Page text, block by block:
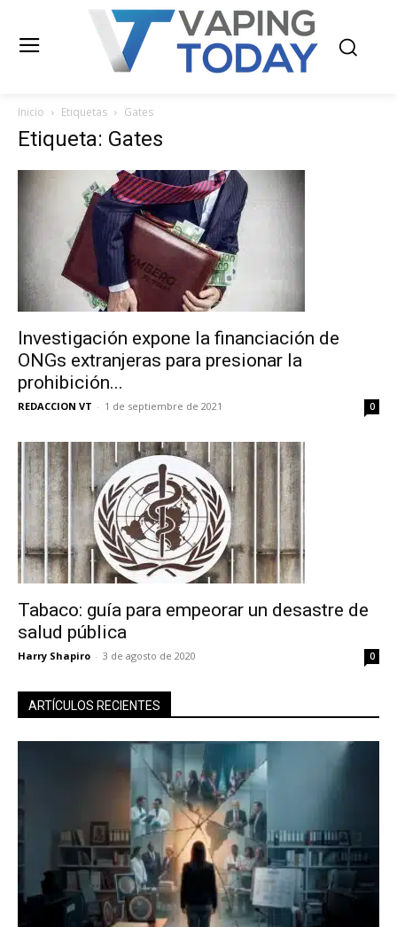
Inicio Etiquetas Gates
Etiqueta: Gates
Investigación expone la financiación de
ONGs extranjeras para presionar la
prohibición...
REDACCION VT - 1 de septiembre de 2021 0
Tabaco: guía para empeorar un desastre de
salud pública
Harry Shapiro - 3 de agosto de 2020 0
ARTÍCULOS RECIENTES